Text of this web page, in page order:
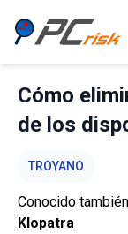
Cómo
de los
TROYANO
Conocido
Klopatra